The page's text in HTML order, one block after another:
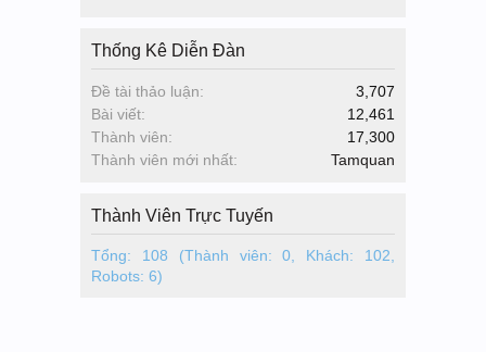
Thống Kê Diễn Đàn
Đề tài thảo luận:
3,707
Bài viết:
12,461
Thành viên:
17,300
Thành viên mới nhất:
Tamquan
Thành Viên Trực Tuyến
Tổng: 108 (Thành viên: 0, Khách: 102,
Robots: 6)